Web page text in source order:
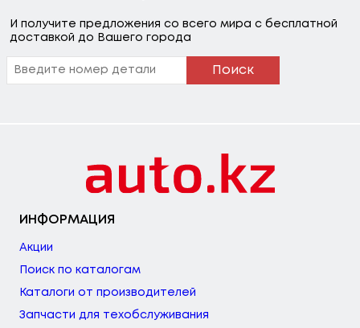
И получите предложения со всего мира с бесплатной
доставкой до Вашего города
Поиск
ИНФОРМАЦИЯ
Акции
Поиск по каталогам
Каталоги от производителей
Запчасти для техобслуживания